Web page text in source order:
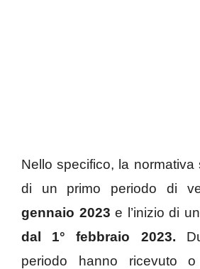
Nello specifico, la normativa
di un primo periodo di
gennaio 2023 e l’inizio di
dal 1° febbraio 2023.
periodo hanno ricevuto o